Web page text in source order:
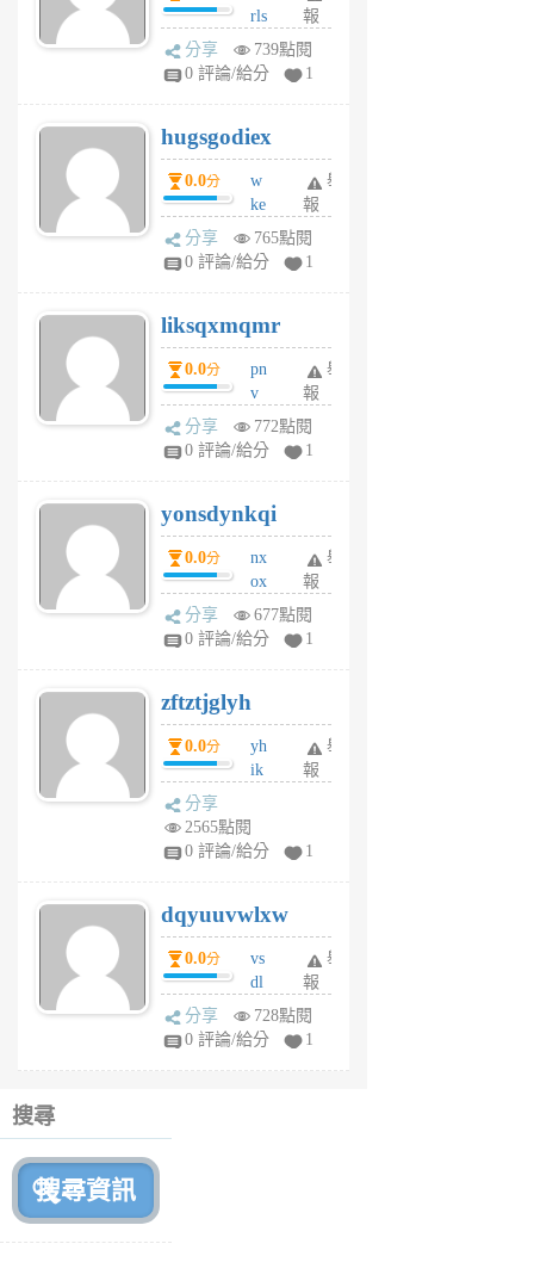
前
rls
k
m
6
個
月
前
報
分享
739點閱
0 評論/給分
1
hugsgodiex
0.0分
w
ke
rv
pj
6
個
月
前
舉
報
分享
765點閱
0 評論/給分
1
liksqxmqmr
0.0分
pn
v
wt
sv
6
個
月
前
舉
報
分享
772點閱
0 評論/給分
1
yonsdynkqi
0.0分
nx
ox
rh
pe
月
前
舉
報
分享
677點閱
0 評論/給分
1
zftztjglyh
0.0分
yh
ik
tu
6
個
月
前
舉
報
分享
2565點閱
0 評論/給分
1
dqyuuvwlxw
0.0分
vs
dl
sq
fy
舉
報
分享
728點閱
0 評論/給分
1
搜尋